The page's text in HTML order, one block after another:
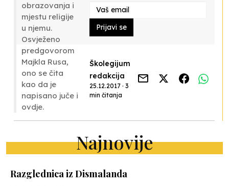
obrazovanja i
mjestu religije
u njemu.
Osvježeno
predgovorom
Majkla Rusa,
ono se čita
kao da je
napisano juče i
ovdje.
Prijavi se
Školegijum
redakcija
25.12.2017 · 3
min čitanja
Najnovije
Razglednica iz Dismalanda